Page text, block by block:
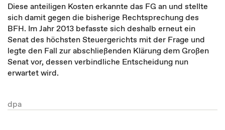
Diese anteiligen Kosten erkannte das FG an und stellte
sich damit gegen die bisherige Rechtsprechung des
BFH. Im Jahr 2013 befasste sich deshalb erneut ein
Senat des höchsten Steuergerichts mit der Frage und
legte den Fall zur abschließenden Klärung dem Großen
Senat vor, dessen verbindliche Entscheidung nun
erwartet wird.
dpa